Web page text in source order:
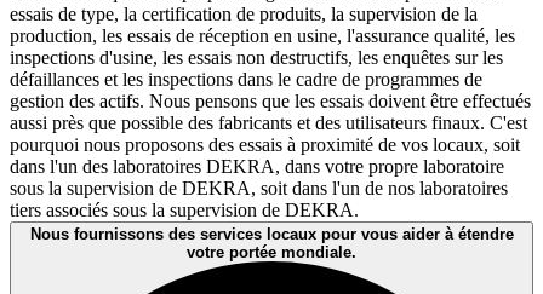
essais de type, la certification de produits, la supervision de la
production, les essais de réception en usine, l'assurance qualité, les
inspections d'usine, les essais non destructifs, les enquêtes sur les
défaillances et les inspections dans le cadre de programmes de
gestion des actifs. Nous pensons que les essais doivent être effectués
aussi près que possible des fabricants et des utilisateurs finaux. C'est
pourquoi nous proposons des essais à proximité de vos locaux, soit
dans l'un des laboratoires DEKRA, dans votre propre laboratoire
sous la supervision de DEKRA, soit dans l'un de nos laboratoires
tiers associés sous la supervision de DEKRA.
Nous fournissons des services locaux pour vous aider à étendre
votre portée mondiale.